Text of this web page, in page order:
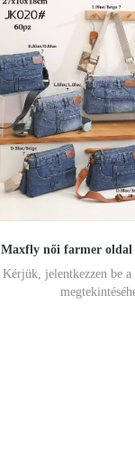
Maxfly női farmer oldal
Kérjük, jelentkezzen be a